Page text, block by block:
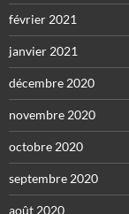
février 2021
janvier 2021
décembre 2020
novembre 2020
octobre 2020
septembre 2020
août 2020